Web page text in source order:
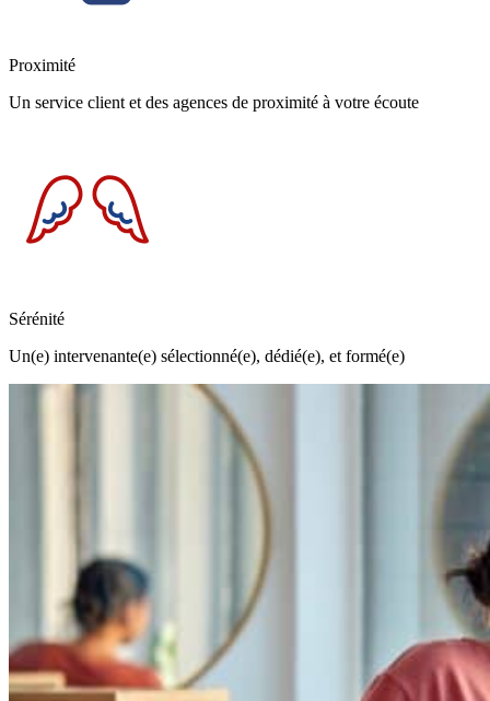
Proximité
Un service client et des agences de proximité à votre écoute
Sérénité
Un(e) intervenante(e) sélectionné(e), dédié(e), et formé(e)